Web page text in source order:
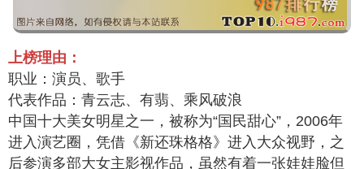
上榜理由：
职业：演员、歌手
代表作品：青云志、有翡、乘风破浪
中国十大美女明星之一，被称为“国民甜心”，2006年
进入演艺圈，凭借《新还珠格格》进入大众视野，之
后参演多部大女主影视作品，虽然有着一张娃娃脸但